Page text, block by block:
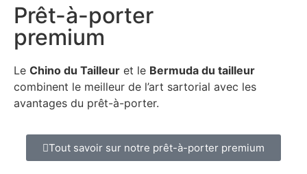
Prêt-à-porter
premium
Le Chino du Tailleur et le Bermuda du tailleur
combinent le meilleur de l’art sartorial avec les
avantages du prêt-à-porter.
Tout savoir sur notre prêt-à-porter premium